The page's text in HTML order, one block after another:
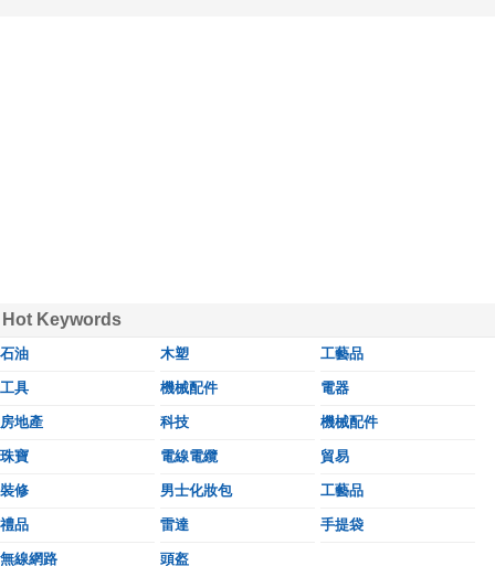
Hot Keywords
石油 木塑 工藝品
工具 機械配件 電器
房地產 科技 機械配件
珠寶 電線電纜 貿易
裝修 男士化妝包 工藝品
禮品 雷達 手提袋
無線網路 頭盔